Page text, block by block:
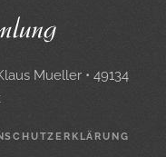
Mueller • 49134